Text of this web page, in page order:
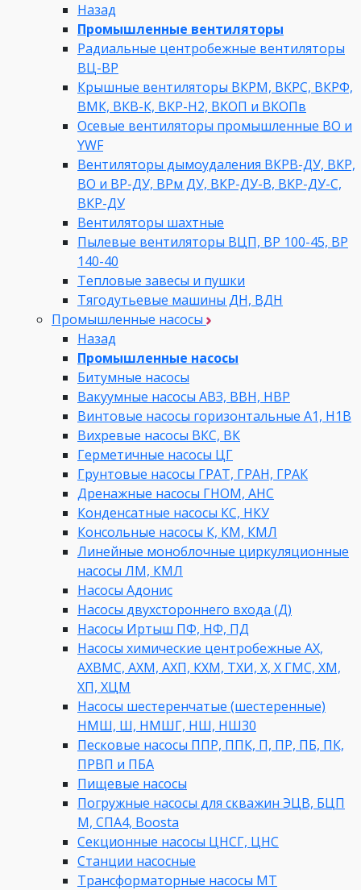
Назад
Промышленные вентиляторы
Радиальные центробежные вентиляторы
ВЦ-ВР
Крышные вентиляторы ВКРМ, ВКРС, ВКРФ,
ВМК, ВКВ-К, ВКР-Н2, ВКОП и ВКОПв
Осевые вентиляторы промышленные ВО и
YWF
Вентиляторы дымоудаления ВКРВ-ДУ, ВКР,
ВО и ВР-ДУ, ВРм ДУ, ВКР-ДУ-В, ВКР-ДУ-С,
ВКР-ДУ
Вентиляторы шахтные
Пылевые вентиляторы ВЦП, ВР 100-45, ВР
140-40
Тепловые завесы и пушки
Тягодутьевые машины ДН, ВДН
Промышленные насосы
Назад
Промышленные насосы
Битумные насосы
Вакуумные насосы АВЗ, ВВН, НВР
Винтовые насосы горизонтальные А1, Н1В
Вихревые насосы ВКС, ВК
Герметичные насосы ЦГ
Грунтовые насосы ГРАТ, ГРАН, ГРАК
Дренажные насосы ГНОМ, АНС
Конденсатные насосы КС, НКУ
Консольные насосы К, КМ, КМЛ
Линейные моноблочные циркуляционные
насосы ЛМ, КМЛ
Насосы Адонис
Насосы двухстороннего входа (Д)
Насосы Иртыш ПФ, НФ, ПД
Насосы химические центробежные АХ,
АХВМС, АХМ, АХП, КХМ, ТХИ, Х, Х ГМС, ХМ,
ХП, ХЦМ
Насосы шестеренчатые (шестеренные)
НМШ, Ш, НМШГ, НШ, НШ30
Песковые насосы ППР, ППК, П, ПР, ПБ, ПК,
ПРВП и ПБА
Пищевые насосы
Погружные насосы для скважин ЭЦВ, БЦП
М, СПА4, Boosta
Секционные насосы ЦНСГ, ЦНС
Станции насосные
Трансформаторные насосы МТ